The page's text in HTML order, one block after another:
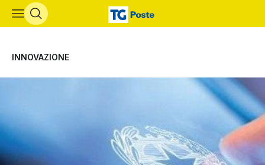
Vai al contenuto principale
INNOVAZIONE